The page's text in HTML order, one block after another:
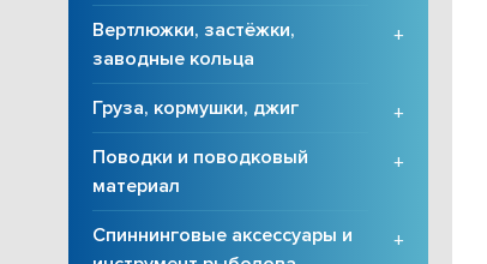
Вертлюжки, застёжки,
заводные кольца
+
Груза, кормушки, джиг
+
Поводки и поводковый
материал
+
Спиннинговые аксессуары и
+